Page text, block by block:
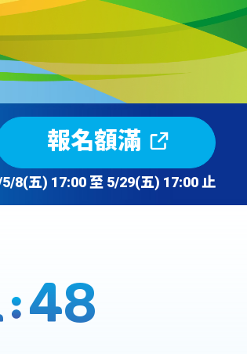
8(五) 17:00 至 5/29(五) 17:00 止
報名額滿
47